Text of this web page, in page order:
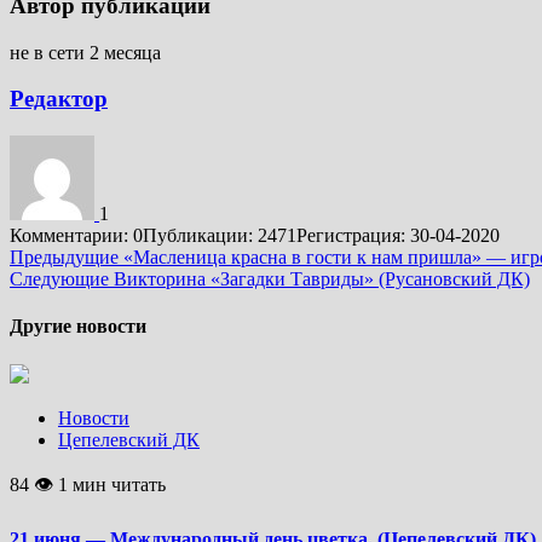
Автор публикации
не в сети 2 месяца
Редактор
1
Комментарии: 0Публикации: 2471Регистрация: 30-04-2020
Подробнее
Предыдущие «Масленица красна в гости к нам пришла» —
Следующие Викторина «Загадки Тавриды» (Русановский ДК)
Другие новости
Новости
Цепелевский ДК
84 👁 1 мин читать